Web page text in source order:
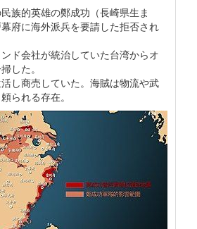
族的英雄の鄭成功（長崎県生ま
府に海外派兵を要請した拒否され
ド会社が統治していた台湾からオ
した。
し商売していた。海賊は物流や武
られる存在。